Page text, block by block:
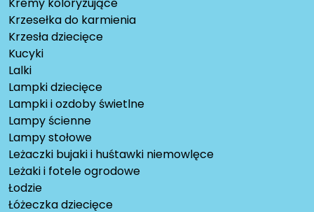
Kremy koloryzujące
Krzesełka do karmienia
Krzesła dziecięce
Kucyki
Lalki
Lampki dziecięce
Lampki i ozdoby świetlne
Lampy ścienne
Lampy stołowe
Leżaczki bujaki i huśtawki niemowlęce
Leżaki i fotele ogrodowe
Łodzie
Łóżeczka dziecięce